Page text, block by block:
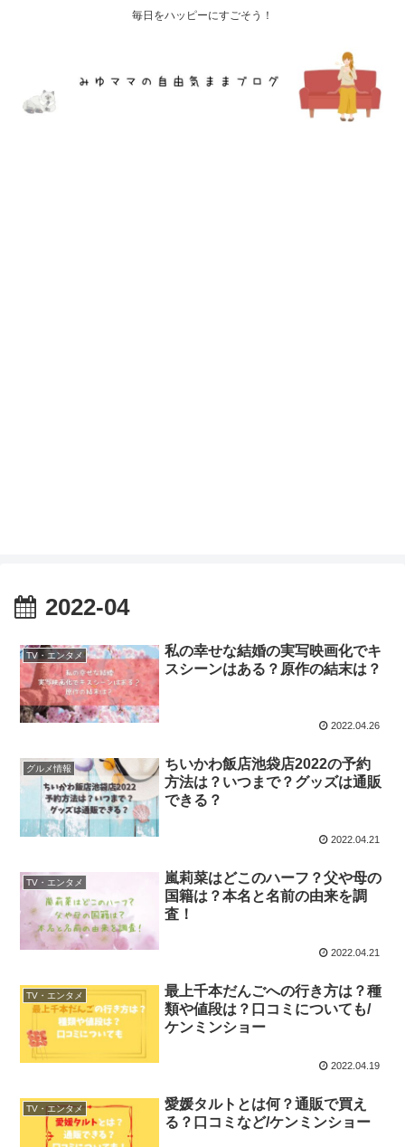
毎日をハッピーにすごそう！
2022-04
TV・エンタメ
私の幸せな結婚の実写映画化でキ
スシーンはある？原作の結末は？
2022.04.26
グルメ情報
ちいかわ飯店池袋店2022の予約
方法は？いつまで？グッズは通販
できる？
2022.04.21
TV・エンタメ
嵐莉菜はどこのハーフ？父や母の
国籍は？本名と名前の由来を調
査！
2022.04.21
TV・エンタメ
最上千本だんごへの行き方は？種
類や値段は？口コミについても/
ケンミンショー
2022.04.19
TV・エンタメ
愛媛タルトとは何？通販で買え
る？口コミなど/ケンミンショー